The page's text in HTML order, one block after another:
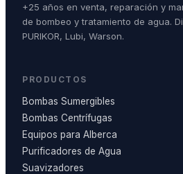
+25 años en venta, reparación y
de bombeo y tratamiento de agua.
PURIKOR, Lubi, Warson.
PRODUCTOS
Bombas Sumergibles
Bombas Centrífugas
Equipos para Alberca
Purificadores de Agua
Suavizadores